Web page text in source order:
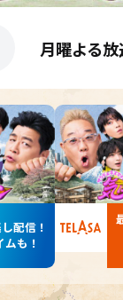
月曜よる放
配信！
も！